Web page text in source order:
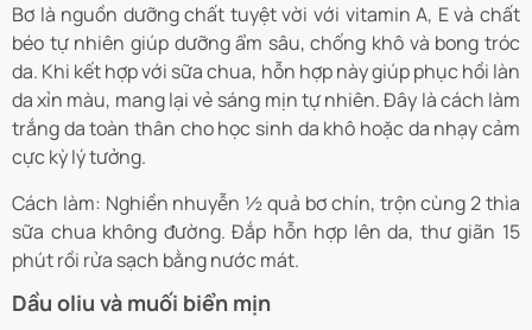
Bơ là nguồn dưỡng chất tuyệt vời với vitamin A, E và chất
béo tự nhiên giúp dưỡng ẩm sâu, chống khô và bong tróc
da. Khi kết hợp với sữa chua, hỗn hợp này giúp phục hồi làn
da xỉn màu, mang lại vẻ sáng mịn tự nhiên. Đây là cách làm
trắng da toàn thân cho học sinh da khô hoặc da nhạy cảm
cực kỳ lý tưởng.
Cách làm: Nghiền nhuyễn ½ quả bơ chín, trộn cùng 2 thìa
sữa chua không đường. Đắp hỗn hợp lên da, thư giãn 15
phút rồi rửa sạch bằng nước mát.
Dầu oliu và muối biển mịn